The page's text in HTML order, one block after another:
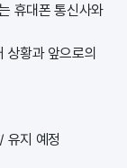
휴대폰 통신사와
황과 앞으로의
유지 예정